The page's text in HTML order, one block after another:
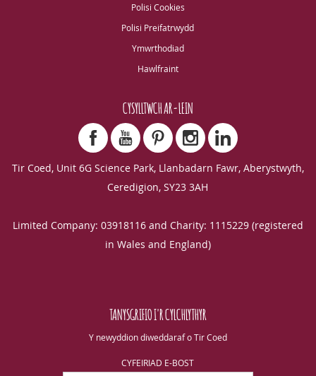
Polisi Cookies
Polisi Preifatrwydd
Ymwrthodiad
Hawlfraint
CYSYLLTWCH AR-LEIN
Tir Coed, Unit 6G Science Park, Llanbadarn Fawr, Aberystwyth,
Ceredigion, SY23 3AH
Limited Company: 03918116 and Charity: 1115229 (registered
in Wales and England)
TANYSGRIFIO I'R CYLCHLYTHYR
Y newyddion diweddaraf o Tir Coed
CYFEIRIAD E-BOST